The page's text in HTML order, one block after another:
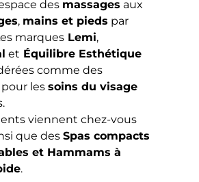
des massages aux
, mains et pieds par
marques Lemi,
et Équilibre Esthétique
comme des
les soins du visage
viennent chez-vous
que des Spas compacts
et Hammams à
.